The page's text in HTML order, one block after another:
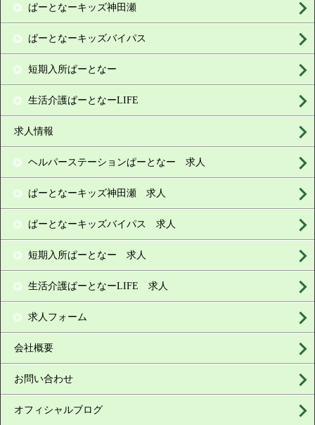
ぱーとなーキッズ神田瀬
ぱーとなーキッズバイパス
短期入所ぱーとなー
生活介護ぱーとなーLIFE
求人情報
ヘルパーステーションぱーとなー 求人
ぱーとなーキッズ神田瀬 求人
ぱーとなーキッズバイパス 求人
短期入所ぱーとなー 求人
生活介護ぱーとなーLIFE 求人
求人フォーム
会社概要
お問い合わせ
オフィシャルブログ